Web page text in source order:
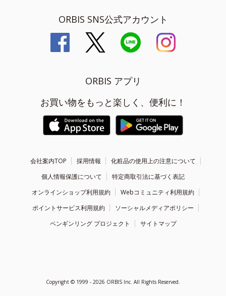
ORBIS SNS公式アカウント
ORBIS アプリ
お買い物をもっと楽しく、便利に！
会社案内TOP 採用情報
化粧品の使用上の注意について
個人情報保護について
特定商取引法に基づく表記
オンラインショップ利用規約
Webコミュニティ利用規約
ポイントサービス利用規約
ソーシャルメディアポリシー
ペンギンリング プロジェクト
サイトマップ
Copyright © 1999 - 2026 ORBIS Inc. All Rights Reserved.